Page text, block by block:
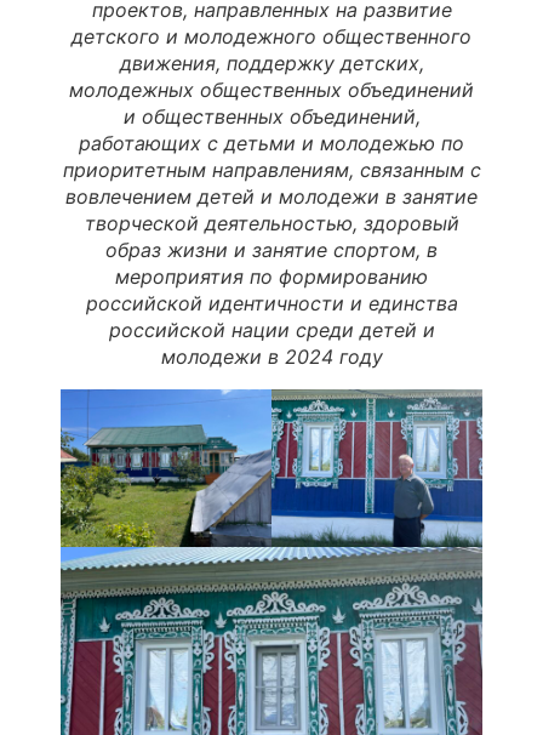
проектов, направленных на развитие
детского и молодежного общественного
движения, поддержку детских,
молодежных общественных объединений
и общественных объединений,
работающих с детьми и молодежью по
приоритетным направлениям, связанным с
вовлечением детей и молодежи в занятие
творческой деятельностью, здоровый
образ жизни и занятие спортом, в
мероприятия по формированию
российской идентичности и единства
российской нации среди детей и
молодежи в 2024 году